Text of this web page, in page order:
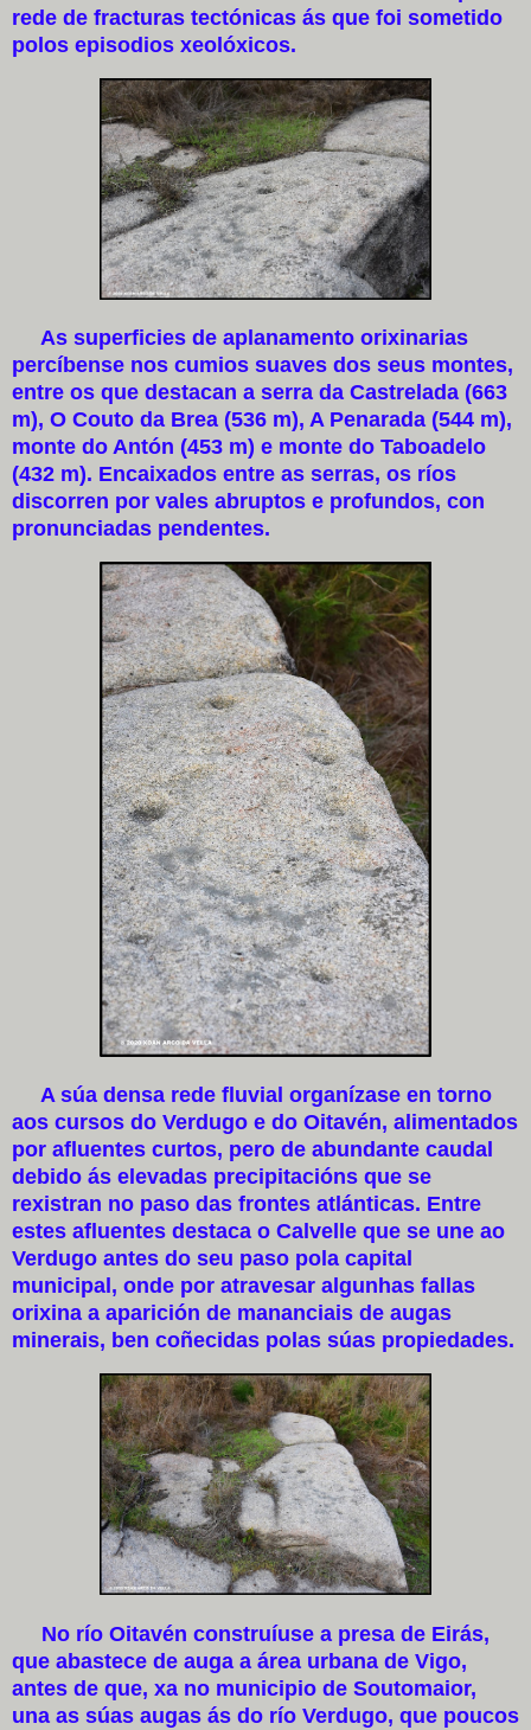
rede de fracturas tectónicas ás que foi sometido
polos episodios xeolóxicos.
As superficies de aplanamento orixinarias
percíbense nos cumios suaves dos seus montes,
entre os que destacan a serra da Castrelada (663
m), O Couto da Brea (536 m), A Penarada (544 m),
monte do Antón (453 m) e monte do Taboadelo
(432 m). Encaixados entre as serras, os ríos
discorren por vales abruptos e profundos, con
pronunciadas pendentes.
A súa densa rede fluvial organízase en torno
aos cursos do Verdugo e do Oitavén, alimentados
por afluentes curtos, pero de abundante caudal
debido ás elevadas precipitacións que se
rexistran no paso das frontes atlánticas. Entre
estes afluentes destaca o Calvelle que se une ao
Verdugo antes do seu paso pola capital
municipal, onde por atravesar algunhas fallas
orixina a aparición de mananciais de augas
minerais, ben coñecidas polas súas propiedades.
No río Oitavén construíuse a presa de Eirás,
que abastece de auga a área urbana de Vigo,
antes de que, xa no municipio de Soutomaior,
una as súas augas ás do río Verdugo, que poucos